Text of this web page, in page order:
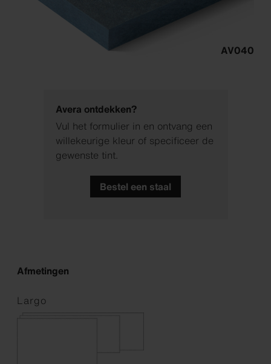
AV040
Avera ontdekken?
Vul het formulier in en ontvang een
willekeurige kleur of specificeer de
gewenste tint.
Bestel een staal
Afmetingen
Largo